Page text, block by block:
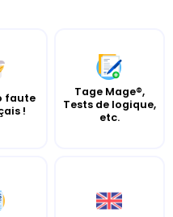
faute
!
Tage Mage®,
Tests de logique,
etc.